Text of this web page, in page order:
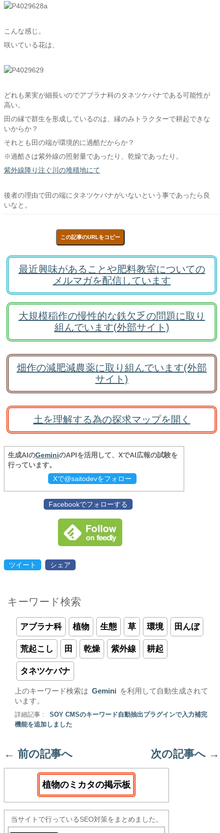
こんな感じ。
咲いている花は、
どれも果実が細長いのでアブラナ科のタネツケバナである可能性が
高い。
田の縁で群生を形成しているのは、縁のみトラクターで耕起できな
いからか？
それとも田の端が環境的に過酷だからか？
※過酷さは紫外線の照射量であったり、乾燥であったり。
紫外線降り注ぐ川の堆積地にて
後者の理由で田の端にタネツケバナがいないという事であったら良
いなと。
この記事のURLをコピー
最近興味があることや肥料教室についての
メルマガを配信しています
大規模稲作の慢性的な鉄欠乏の問題に取り
組んでいます(外部サイト)
畑作の減肥減農薬に取り組んでいます(外部
サイト)
土を理解する為の探求マップを開く
生成AIのGeminiのAPIを活用して、XでAI広報の試験を
行っています。
Xで@saitodevをフォロー
Facebookでフォローする
ツイート シェア
キーワード検索
アブラナ科 植物 生態 草 環境 田んぼ
荒起こし 田 乾燥 紫外線 耕起
タネツケバナ
上のキーワード検索は Gemini
を利用して自動生成されて
います。
詳細記事 :
SOY CMSのキーワード自動抽出プラグインで入力補完
機能を追加しました
← 前の記事へ 次の記事へ →
植物のミカタの掲示板
当サイトで行っているSEO対策をまとめました。